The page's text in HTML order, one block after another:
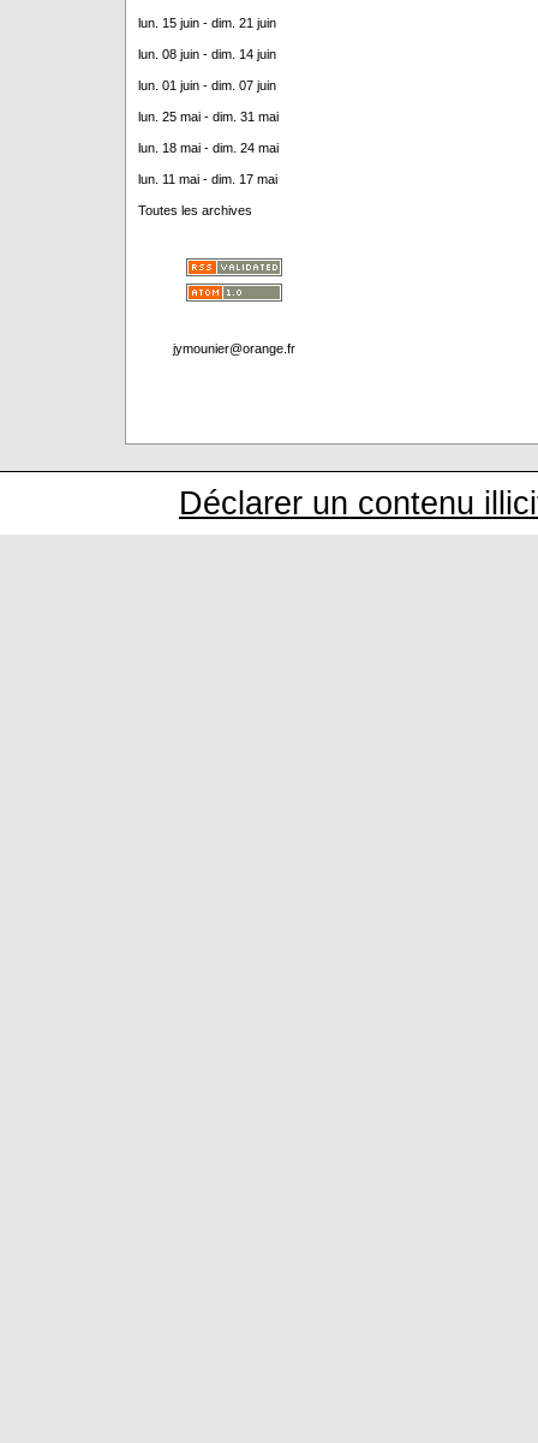
lun. 15 juin - dim. 21 juin
lun. 08 juin - dim. 14 juin
lun. 01 juin - dim. 07 juin
lun. 25 mai - dim. 31 mai
lun. 18 mai - dim. 24 mai
lun. 11 mai - dim. 17 mai
Toutes les archives
jymounier@orange.fr
Déclarer un contenu